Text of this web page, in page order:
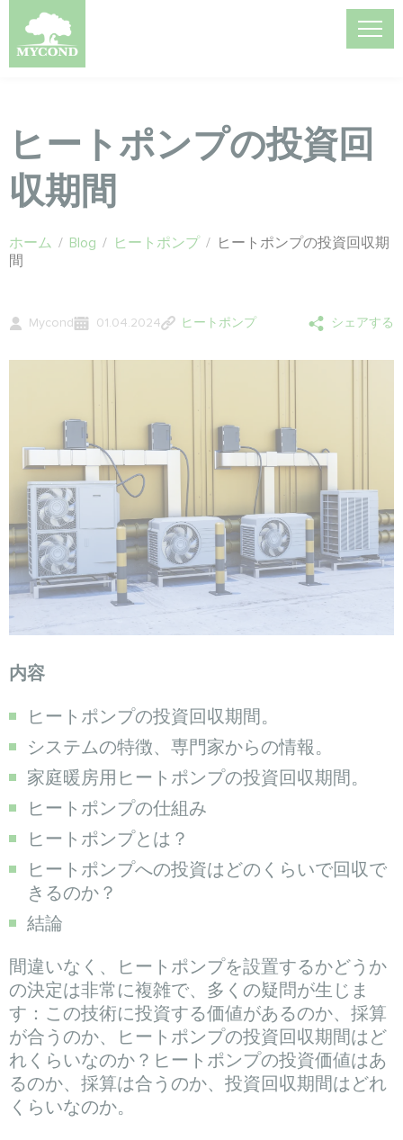
ヒートポンプの投資回
収期間
ホーム / Blog / ヒートポンプ / ヒートポンプの投資回収期
間
Mycond 01.04.2024 ヒートポンプ シェアする
内容
ヒートポンプの投資回収期間。
システムの特徴、専門家からの情報。
家庭暖房用ヒートポンプの投資回収期間。
ヒートポンプの仕組み
ヒートポンプとは？
ヒートポンプへの投資はどのくらいで回収で
きるのか？
結論
間違いなく、ヒートポンプを設置するかどうか
の決定は非常に複雑で、多くの疑問が生じま
す：この技術に投資する価値があるのか、採算
が合うのか、ヒートポンプの投資回収期間はど
れくらいなのか？ヒートポンプの投資価値はあ
るのか、採算は合うのか、投資回収期間はどれ
くらいなのか。